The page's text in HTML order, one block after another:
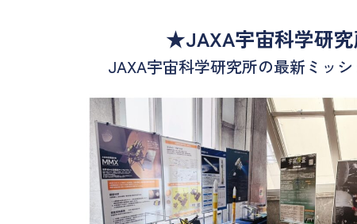
★JAXA宇宙科学研
JAXA宇宙科学研究所の最新ミッシ